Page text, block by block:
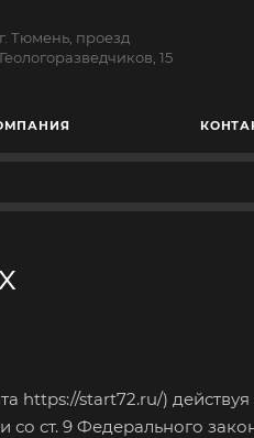
г. Тюмень, проезд
Геологоразведчиков, 15
https://start72.ru/)
со ст. 9 Федерального